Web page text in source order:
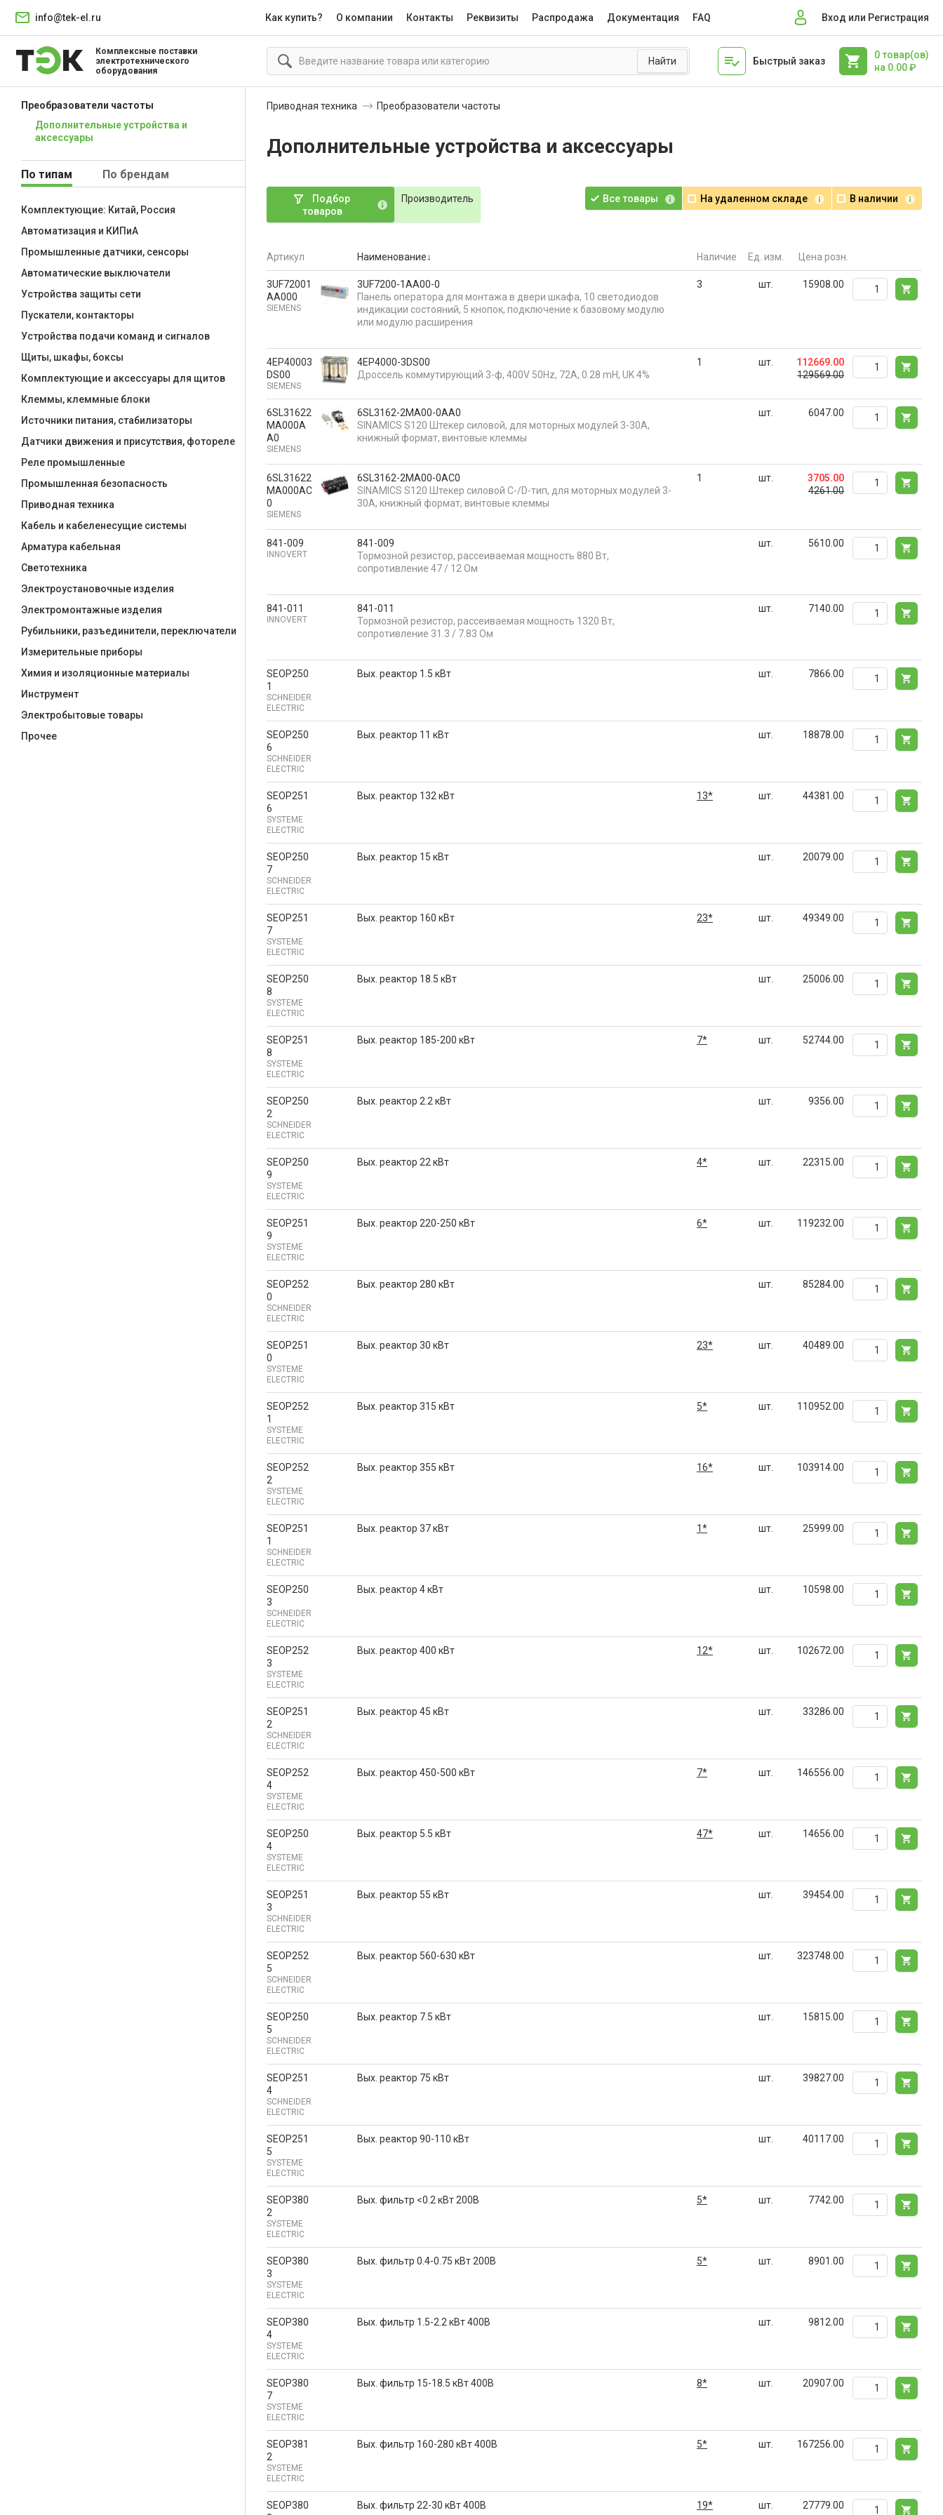
info@tek-el.ru Как купить? О компании Контакты Реквизиты Распродажа Документация FAQ Вход или Регистрация
Комплексные поставки
электротехнического
оборудования
Быстрый заказ
0товар(ов)
на 0.00₽
Приводная техника Преобразователи частоты
Дополнительные устройства и аксессуары
Подбор
товаров
Производитель Все товары На удаленном складе В наличии
Артикул Наименование Наличие Ед. изм. Цена розн.
3UF72001
AA000
SIEMENS
3UF7200-1AA00-0
Панель оператора для монтажа в двери шкафа, 10 светодиодов
индикации состояний, 5 кнопок, подключение к базовому модулю
или модулю расширения
3 шт. 15908.00
4EP40003
DS00
SIEMENS
4EP4000-3DS00
Дроссель коммутирующий 3-ф, 400V 50Hz, 72А, 0.28 mH, UK 4%
1 шт.
112669.00
129569.00
6SL31622
MA000A
A0
SIEMENS
6SL3162-2MA00-0AA0
SINAMICS S120 Штекер силовой, для моторных модулей 3-30А,
книжный формат, винтовые клеммы
шт. 6047.00
6SL31622
MA000AC
0
SIEMENS
6SL3162-2MA00-0AC0
SINAMICS S120 Штекер силовой C-/D-тип, для моторных модулей 3-
30А, книжный формат, винтовые клеммы
1 шт.
3705.00
4261.00
841-009
INNOVERT
841-009
Тормозной резистор, рассеиваемая мощность 880 Вт,
сопротивление 47 / 12 Ом
шт. 5610.00
841-011
INNOVERT
841-011
Тормозной резистор, рассеиваемая мощность 1320 Вт,
сопротивление 31.3 / 7.83 Ом
шт. 7140.00
SEOP250
1
SCHNEIDER
ELECTRIC
Вых. реактор 1.5 кВт шт. 7866.00
SEOP250
6
SCHNEIDER
ELECTRIC
Вых. реактор 11 кВт шт. 18878.00
SEOP251
6
SYSTEME
ELECTRIC
Вых. реактор 132 кВт 13* шт. 44381.00
SEOP250
7
SCHNEIDER
ELECTRIC
Вых. реактор 15 кВт шт. 20079.00
SEOP251
7
SYSTEME
ELECTRIC
Вых. реактор 160 кВт 23* шт. 49349.00
SEOP250
8
SYSTEME
ELECTRIC
Вых. реактор 18.5 кВт шт. 25006.00
SEOP251
8
SYSTEME
ELECTRIC
Вых. реактор 185-200 кВт 7* шт. 52744.00
SEOP250
2
SCHNEIDER
ELECTRIC
Вых. реактор 2.2 кВт шт. 9356.00
SEOP250
9
SYSTEME
ELECTRIC
Вых. реактор 22 кВт 4* шт. 22315.00
SEOP251
9
SYSTEME
ELECTRIC
Вых. реактор 220-250 кВт 6* шт. 119232.00
SEOP252
0
SCHNEIDER
ELECTRIC
Вых. реактор 280 кВт шт. 85284.00
SEOP251
0
SYSTEME
ELECTRIC
Вых. реактор 30 кВт 23* шт. 40489.00
SEOP252
1
SYSTEME
ELECTRIC
Вых. реактор 315 кВт 5* шт. 110952.00
SEOP252
2
SYSTEME
ELECTRIC
Вых. реактор 355 кВт 16* шт. 103914.00
SEOP251
1
SCHNEIDER
ELECTRIC
Вых. реактор 37 кВт 1* шт. 25999.00
SEOP250
3
SCHNEIDER
ELECTRIC
Вых. реактор 4 кВт шт. 10598.00
SEOP252
3
SYSTEME
ELECTRIC
Вых. реактор 400 кВт 12* шт. 102672.00
SEOP251
2
SCHNEIDER
ELECTRIC
Вых. реактор 45 кВт шт. 33286.00
SEOP252
4
SYSTEME
ELECTRIC
Вых. реактор 450-500 кВт 7* шт. 146556.00
SEOP250
4
SYSTEME
ELECTRIC
Вых. реактор 5.5 кВт 47* шт. 14656.00
SEOP251
3
SCHNEIDER
ELECTRIC
Вых. реактор 55 кВт шт. 39454.00
SEOP252
5
SCHNEIDER
ELECTRIC
Вых. реактор 560-630 кВт шт. 323748.00
SEOP250
5
SCHNEIDER
ELECTRIC
Вых. реактор 7.5 кВт шт. 15815.00
SEOP251
4
SCHNEIDER
ELECTRIC
Вых. реактор 75 кВт шт. 39827.00
SEOP251
5
SYSTEME
ELECTRIC
Вых. реактор 90-110 кВт шт. 40117.00
SEOP380
2
SYSTEME
ELECTRIC
Вых. фильтр <0.2 кВт 200В 5* шт. 7742.00
SEOP380
3
SYSTEME
ELECTRIC
Вых. фильтр 0.4-0.75 кВт 200В 5* шт. 8901.00
SEOP380
4
SYSTEME
ELECTRIC
Вых. фильтр 1.5-2.2 кВт 400В шт. 9812.00
SEOP380
7
SYSTEME
ELECTRIC
Вых. фильтр 15-18.5 кВт 400В 8* шт. 20907.00
SEOP381
2
SYSTEME
ELECTRIC
Вых. фильтр 160-280 кВт 400В 5* шт. 167256.00
SEOP380
Вых. фильтр 22-30 кВт 400В 19* шт. 27779.00
Преобразователи частоты
Дополнительные устройства и
аксессуары
По типам По брендам
Комплектующие: Китай, Россия
Автоматизация и КИПиА
Промышленные датчики, сенсоры
Автоматические выключатели
Устройства защиты сети
Пускатели, контакторы
Устройства подачи команд и сигналов
Щиты, шкафы, боксы
Комплектующие и аксессуары для щитов
Клеммы, клеммные блоки
Источники питания, стабилизаторы
Датчики движения и присутствия, фотореле
Реле промышленные
Промышленная безопасность
Приводная техника
Кабель и кабеленесущие системы
Арматура кабельная
Светотехника
Электроустановочные изделия
Электромонтажные изделия
Рубильники, разъединители, переключатели
Измерительные приборы
Химия и изоляционные материалы
Инструмент
Электробытовые товары
Прочее